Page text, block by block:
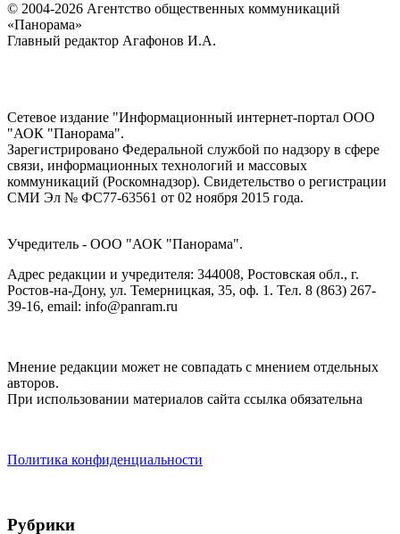
© 2004-2026 Агентство общественных коммуникаций
«Панорама»
Главный редактор Агафонов И.А.
Сетевое издание "Информационный интернет-портал ООО
"АОК "Панорама".
Зарегистрировано Федеральной службой по надзору в сфере
связи, информационных технологий и массовых
коммуникаций (Роскомнадзор). Cвидетельство о регистрации
СМИ Эл № ФС77-63561 от 02 ноября 2015 года.
Учредитель - ООО "АОК "Панорама".
Адрес редакции и учредителя: 344008, Ростовская обл., г.
Ростов-на-Дону, ул. Темерницкая, 35, оф. 1. Тел. 8 (863) 267-
39-16, email: info@panram.ru
Мнение редакции может не совпадать с мнением отдельных
авторов.
При использовании материалов сайта ссылка обязательна
Политика конфиденциальности
Рубрики